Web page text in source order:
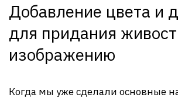
Добавление цвета и
для придания
изображению
Когда мы уже сделали основные